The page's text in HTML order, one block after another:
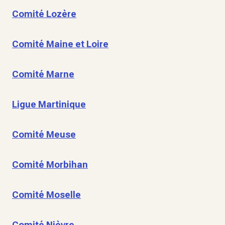
Comité Lozère
Comité Maine et Loire
Comité Marne
Ligue Martinique
Comité Meuse
Comité Morbihan
Comité Moselle